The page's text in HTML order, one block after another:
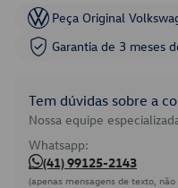
Peça Original
Garantia de 3 meses
Tem dúvidas sobre a
Nossa equipe
Whatsapp:
(41) 99125-2143
(apenas mensagens de texto,